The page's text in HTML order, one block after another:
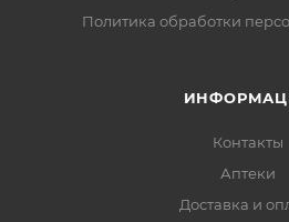
Политика обработки
Контакты
Аптеки
Доставка и